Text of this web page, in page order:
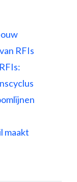
RFIs
maakt